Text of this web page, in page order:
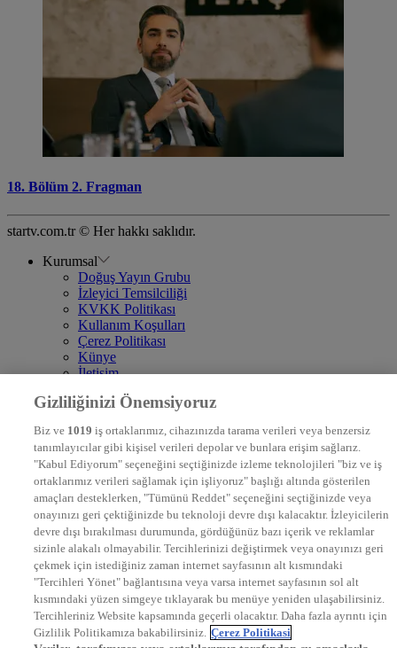
18. Bölüm 2. Fragman
startv.com.tr © Her hakkı saklıdır.
Kurumsal
Doğuş Yayın Grubu
İzleyici Temsilciliği
KVKK Politikası
Kullanım Koşulları
Çerez Politikası
Künye
İletişim
DYG Televizyonlar
STAR
EURO STAR
KRAL POP TV
DYG Radyolar
NTV RADYO
KRAL FM
KRAL POP
EKSEN
VOYAGE
DYG Dijital
ntv.com.tr
ntvspor.net
secim.ntv.com.tr
startv.com.tr
Gizliliğinizi Önemsiyoruz
Biz ve 1019 iş ortaklarımız, cihazınızda tarama verileri veya benzersiz
tanımlayıcılar gibi kişisel verileri depolar ve bunlara erişim sağlarız.
"Kabul Ediyorum" seçeneğini seçtiğinizde izleme teknolojileri "biz ve iş
ortaklarımız verileri sağlamak için işliyoruz" başlığı altında gösterilen
amaçları desteklerken, "Tümünü Reddet" seçeneğini seçtiğinizde veya
onayınızı geri çektiğinizde bu teknoloji devre dışı kalacaktır. İzleyicilerin
devre dışı bırakılması durumunda, gördüğünüz bazı içerik ve reklamlar
sizinle alakalı olmayabilir. Tercihlerinizi değiştirmek veya onayınızı geri
çekmek için istediğiniz zaman internet sayfasının alt kısmındaki
"Tercihleri Yönet" bağlantısına veya varsa internet sayfasının sol alt
kısmındaki yüzen simgeye tıklayarak bu menüye yeniden ulaşabilirsiniz.
Tercihleriniz Website kapsamında geçerli olacaktır. Daha fazla ayrıntı için
Gizlilik Politikamıza bakabilirsiniz. Çerez Politikasi